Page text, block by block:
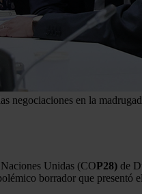
publicidad y análisis
recopilado a partir del uso
negociaciones en la
Unidas (COP28) de
borrador que presentó